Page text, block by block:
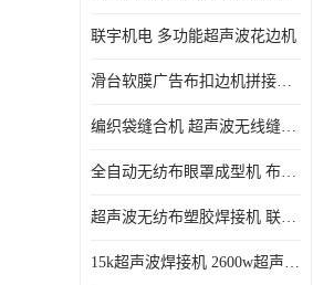
联宇机电 多功能超声波花边机
滑台软膜广告布扣边机拼接机用于焊接热合拼接作用
编织袋缝合机 超声波无线缝合机 厂家现货供应
全自动无纺布眼罩成型机 布料海绵眼罩热合切边机
超声波无纺布塑胶焊接机 联宇制造
15k超声波焊接机 2600w超声波焊接机 联宇制造